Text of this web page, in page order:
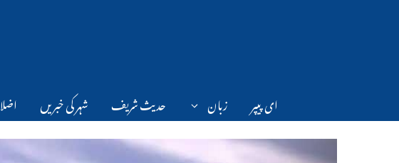
ای پیپر زبان حدیث شریف شہر کی خبریں